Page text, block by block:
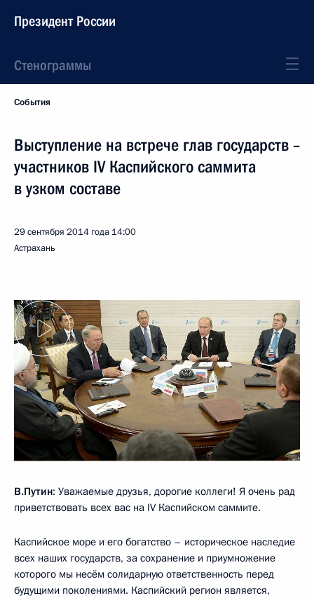
Президент России
Стенограммы
События
Выступление на встрече глав государств –
участников IV Каспийского саммита
в узком составе
29 сентября 2014 года 14:00
Астрахань
В.Путин: Уважаемые друзья, дорогие коллеги! Я очень рад
приветствовать всех вас на IV Каспийском саммите.
Каспийское море и его богатство – историческое наследие
всех наших государств, за сохранение и приумножение
которого мы несём солидарную ответственность перед
будущими поколениями. Каспийский регион является,